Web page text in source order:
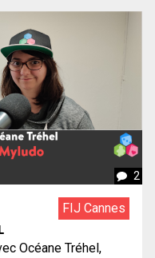
2
FIJ Cannes
Océane Tréhel,